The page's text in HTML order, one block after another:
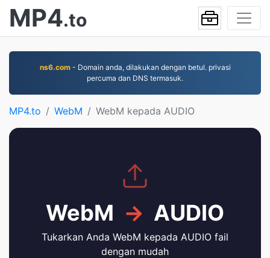
MP4.to
ns6.com- Domain anda, dilakukan dengan betul. privasi
percuma dan DNS termasuk.
MP4.to WebM WebM kepada AUDIO
WebM → AUDIO
Tukarkan Anda WebM kepada AUDIO fail
dengan mudah